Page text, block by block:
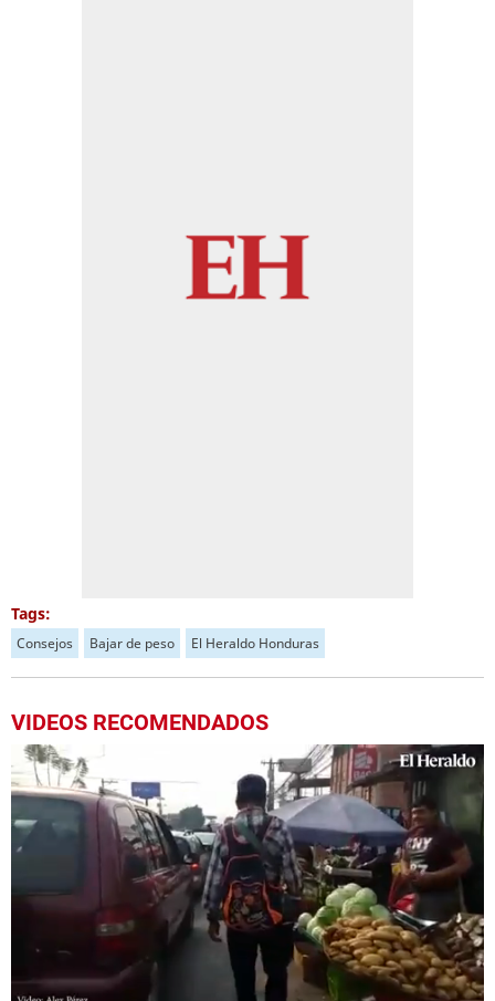
Tags:
Consejos Bajar de peso El Heraldo Honduras
VIDEOS RECOMENDADOS